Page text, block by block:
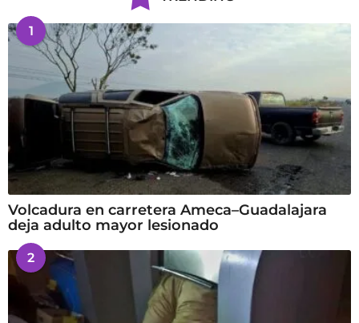
1
Volcadura en carretera Ameca–Guadalajara
deja adulto mayor lesionado
2